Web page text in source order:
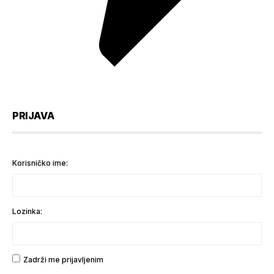
PRIJAVA
Korisničko ime:
Lozinka:
Zadrži me prijavljenim